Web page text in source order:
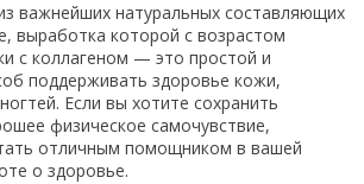
важнейших натуральных составляющих
выработка которой с возрастом
с коллагеном — это простой и
поддерживать здоровье кожи,
Если вы хотите сохранить
физическое самочувствие,
отличным помощником в вашей
о здоровье.